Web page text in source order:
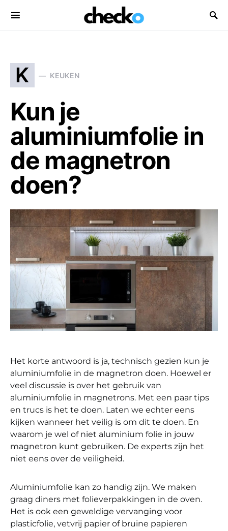
Search for:
K KEUKEN
Kun je
aluminiumfolie in
de magnetron
doen?
Het korte antwoord is ja, technisch gezien kun je
aluminiumfolie in de magnetron doen. Hoewel er
veel discussie is over het gebruik van
aluminiumfolie in magnetrons. Met een paar tips
en trucs is het te doen. Laten we echter eens
kijken wanneer het veilig is om dit te doen. En
waarom je wel of niet aluminium folie in jouw
magnetron kunt gebruiken. De experts zijn het
niet eens over de veiligheid.
Aluminiumfolie kan zo handig zijn. We maken
graag diners met folieverpakkingen in de oven.
Het is ook een geweldige vervanging voor
plasticfolie, vetvrij papier of bruine papieren